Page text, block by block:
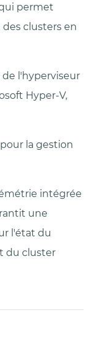
permet
clusters en
l'hyperviseur
Hyper-V,
la gestion
intégrée
une
l'état du
du cluster